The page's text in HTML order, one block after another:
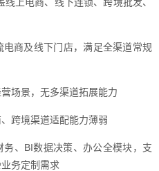
商及线下门店，满足全渠道常规
场景，无多渠道拓展能力
跨境渠道适配能力薄弱
、BI数据决策、办公全模块，支
务定制需求